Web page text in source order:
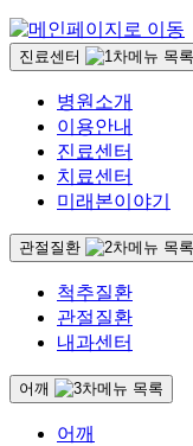
진료센터
병원소개
이용안내
진료센터
치료센터
미래본이야기
관절질환
척추질환
관절질환
내과센터
어깨
어깨